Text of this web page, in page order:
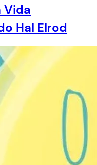
Vida
Hal Elrod